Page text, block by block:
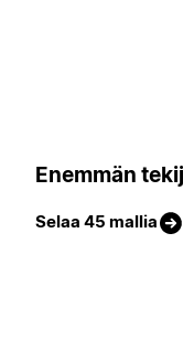
Enemmän
Selaa 45 mallia